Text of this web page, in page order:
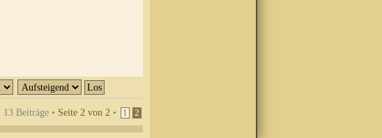
13 Beiträge • Seite 2 von 2 • 1 2